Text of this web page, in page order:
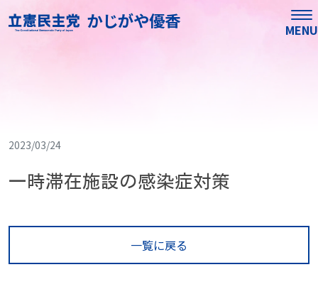
かじがや優香 MENU
2023/03/24
一時滞在施設の感染症対策
一覧に戻る